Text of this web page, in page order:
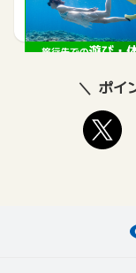
2.5%
ポイ